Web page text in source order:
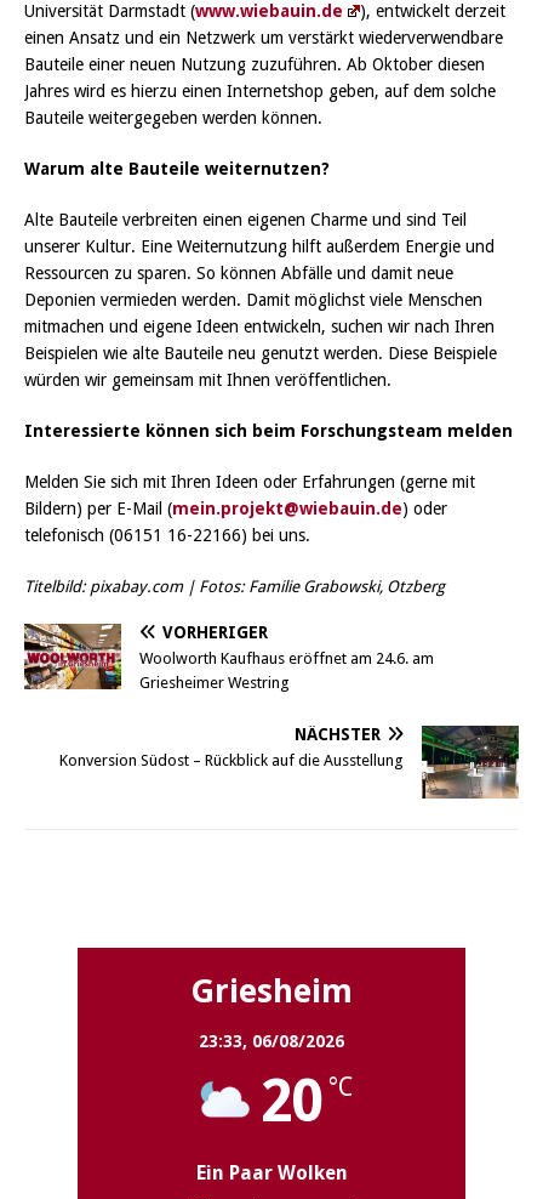
Universität Darmstadt (www.wiebauin.de
), entwickelt derzeit
einen Ansatz und ein Netzwerk um verstärkt wiederverwendbare
Bauteile einer neuen Nutzung zuzuführen. Ab Oktober diesen
Jahres wird es hierzu einen Internetshop geben, auf dem solche
Bauteile weitergegeben werden können.
Warum alte Bauteile weiternutzen?
Alte Bauteile verbreiten einen eigenen Charme und sind Teil
unserer Kultur. Eine Weiternutzung hilft außerdem Energie und
Ressourcen zu sparen. So können Abfälle und damit neue
Deponien vermieden werden. Damit möglichst viele Menschen
mitmachen und eigene Ideen entwickeln, suchen wir nach Ihren
Beispielen wie alte Bauteile neu genutzt werden. Diese Beispiele
würden wir gemeinsam mit Ihnen veröffentlichen.
Interessierte können sich beim Forschungsteam melden
Melden Sie sich mit Ihren Ideen oder Erfahrungen (gerne mit
Bildern) per E-Mail (mein.projekt@wiebauin.de) oder
telefonisch (06151 16-22166) bei uns.
Titelbild: pixabay.com | Fotos: Familie Grabowski, Otzberg
VORHERIGER
Woolworth Kaufhaus eröffnet am 24.6. am
Griesheimer Westring
NÄCHSTER
Konversion Südost – Rückblick auf die Ausstellung
Griesheim
23:33, 06/08/2026
20 °C
Ein Paar Wolken